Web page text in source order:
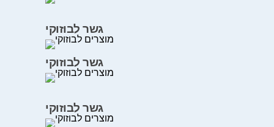
גשר לבוזוקי
גשר לבוזוקי
גשר לבוזוקי